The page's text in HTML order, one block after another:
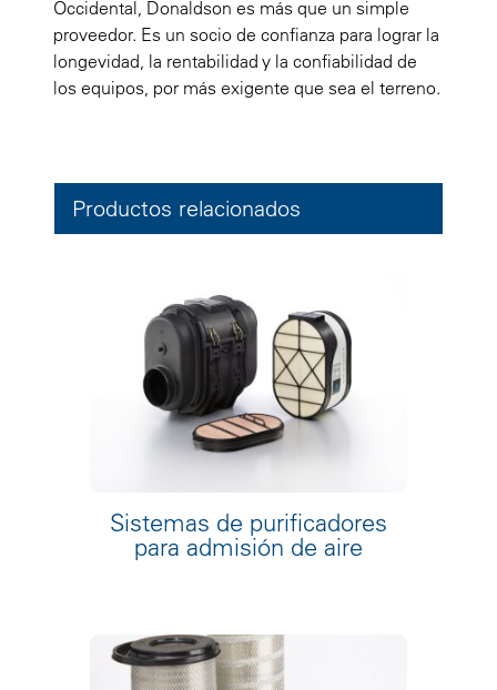
Occidental, Donaldson es más que un simple
proveedor. Es un socio de confianza para lograr la
longevidad, la rentabilidad y la confiabilidad de
los equipos, por más exigente que sea el terreno.
Productos relacionados
Sistemas de purificadores
para admisión de aire